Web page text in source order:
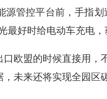
管控平台前，手指
好时给电动车充电，
欧盟的时候直接用，
未来还将实现全园区